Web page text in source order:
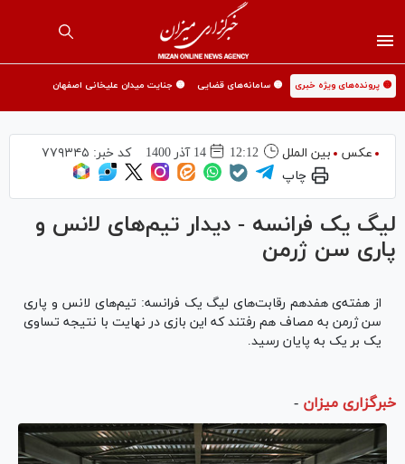
🟡 پرونده‌های ویژه خبری 🟡 سامانه‌های قضایی 🟡 جنایت میدان علیخانی اصفهان
عکس بین الملل 12:12 14 آذر 1400 کد خبر: ۷۷۹۳۴۵
چاپ
لیگ یک فرانسه - دیدار تیم‌های لانس و
پاری سن ژرمن
از هفته‌ی هفدهم رقابت‌های لیگ یک فرانسه: تیم‌های لانس و پاری
سن ژرمن به مصاف هم رفتند که این بازی در نهایت با نتیجه تساوی
یک بر یک به پایان رسید.
خبرگزاری میزان -